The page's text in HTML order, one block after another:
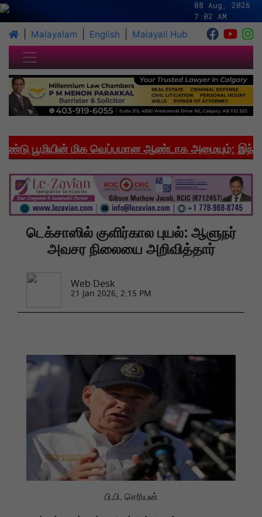
08 Aug, 2026
7:02 AM
Malayalam English Malayali Hub
மிக வெப்பமான ஆண்டாக அமையும்;
டெக்சாஸில் குளிர்கால புயல்: ஆளுநர்
அவசர நிலையை அறிவித்தார்
Web Desk
21 Jan 2026, 2:15 PM
பி.பி. செரியன்